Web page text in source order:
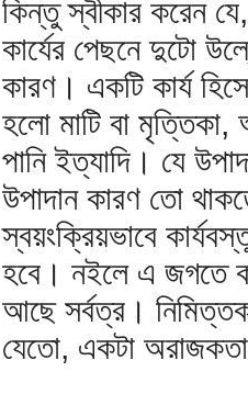
কিন্তু স্বীকার করেন
কার্যের পেছনে দুটো
কারণ। একটি কার্য
হলো মাটি বা
পানি ইত্যাদি। যে
উপাদান কারণ তো
স্বয়ংক্রিয়ভাবে
হবে। নইলে এ জগতে
আছে সর্বত্র।
যেতো, একটা